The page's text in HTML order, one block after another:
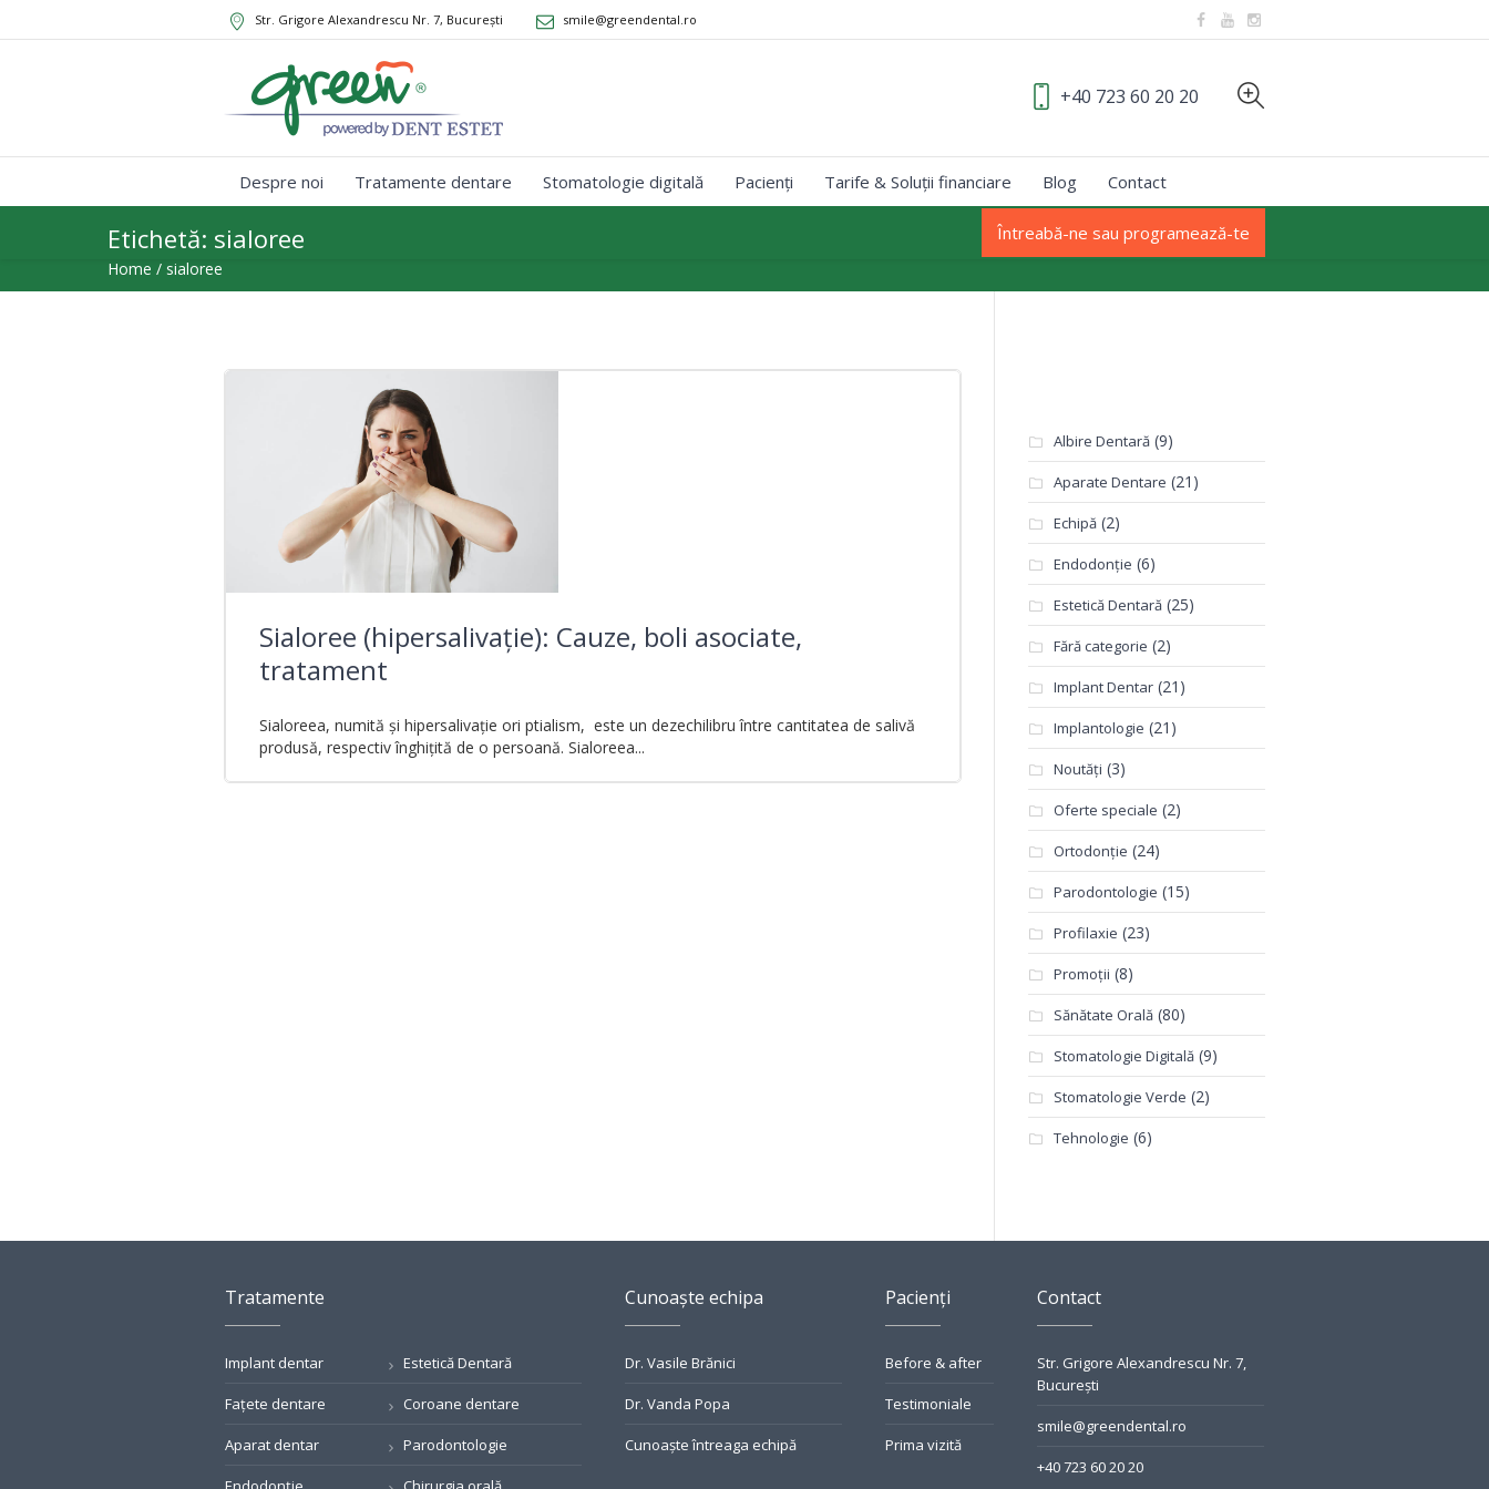
Str. Grigore Alexandrescu Nr. 7, București smile@greendental.ro
+40 723 60 20 20
Despre noi Tratamente dentare Stomatologie digitală Pacienți Tarife & Soluții financiare Blog Contact
Întreabă-ne sau programează-te
Etichetă: sialoree
Home / sialoree
Sialoree (hipersalivație): Cauze, boli asociate,
tratament
Sialoreea, numită și hipersalivație ori ptialism, este un dezechilibru între cantitatea de salivă
produsă, respectiv înghițită de o persoană. Sialoreea...
Albire Dentară(9)
Aparate Dentare (21)
Echipă(2)
Endodonție (6)
Estetică Dentară(25)
Fără categorie (2)
Implant Dentar(21)
Implantologie (21)
Noutăți (3)
Oferte speciale (2)
Ortodonție (24)
Parodontologie (15)
Profilaxie (23)
Promoții (8)
Sănătate Orală(80)
Stomatologie Digitală(9)
Stomatologie Verde (2)
Tehnologie (6)
Tratamente
Implant dentar Estetică Dentară
Fațete dentare Coroane dentare
Aparat dentar Parodontologie
Cunoaște echipa
Dr. Vasile Brănici
Dr. Vanda Popa
Cunoaște întreaga echipă
Pacienți
Before & after
Testimoniale
Prima vizită
Contact
Str. Grigore Alexandrescu Nr. 7,
București
smile@greendental.ro
+40 723 60 20 20